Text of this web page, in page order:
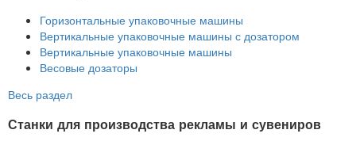
Горизонтальные упаковочные машины
Вертикальные упаковочные машины с дозатором
Вертикальные упаковочные машины
Весовые дозаторы
Весь раздел
Станки для производства рекламы и сувениров